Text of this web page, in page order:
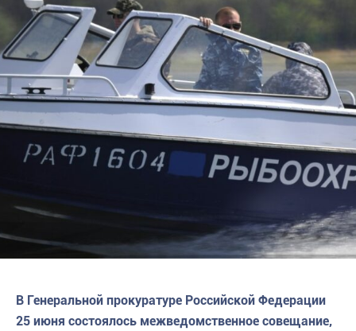
События в России и мире
В Генеральной прокуратуре Российской Федерации
25 июня состоялось межведомственное совещание,